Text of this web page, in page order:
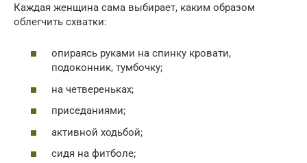
Каждая женщина сама выбирает, каким образом
облегчить схватки:
опираясь руками на спинку кровати,
подоконник, тумбочку;
на четвереньках;
приседаниями;
активной ходьбой;
сидя на фитболе;